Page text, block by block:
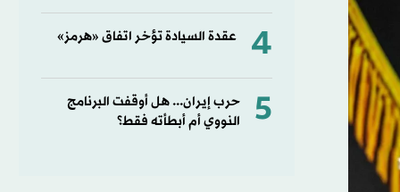
4 عقدة السيادة تؤخر اتفاق «هرمز»
5
حرب إيران... هل أوقفت البرنامج
النووي أم أبطأته فقط؟